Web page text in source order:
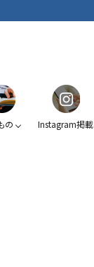
の Instagram掲載